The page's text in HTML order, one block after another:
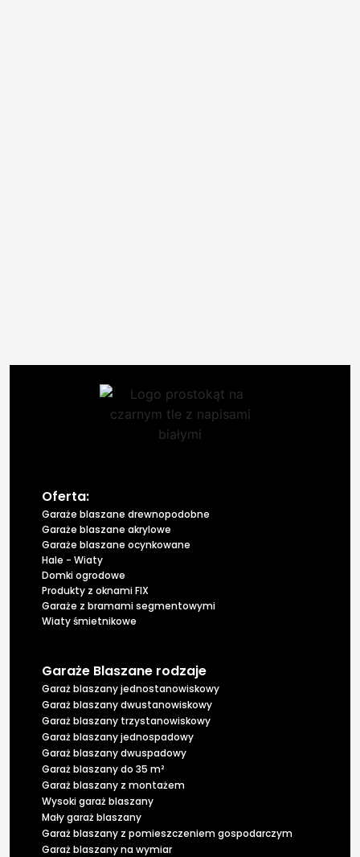
Oferta:
Garaże blaszane drewnopodobne
Garaże blaszane akrylowe
Garaże blaszane ocynkowane
Hale - Wiaty
Domki ogrodowe
Produkty z oknami FIX
Garaże z bramami segmentowymi
Wiaty śmietnikowe
Garaże Blaszane rodzaje
Garaż blaszany jednostanowiskowy
Garaż blaszany dwustanowiskowy
Garaż blaszany trzystanowiskowy
Garaż blaszany jednospadowy
Garaż blaszany dwuspadowy
Garaż blaszany do 35 m²
Garaż blaszany z montażem
Wysoki garaż blaszany
Mały garaż blaszany
Garaż blaszany z pomieszczeniem gospodarczym
Garaż blaszany na wymiar